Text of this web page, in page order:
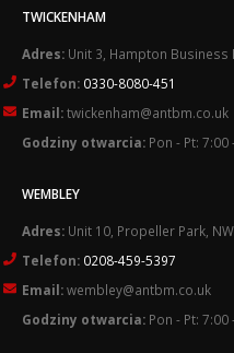
TWICKENHAM
Adres: Unit 3, Hampton Business
Telefon: 0330-8080-451
Email:twickenham@antbm.co.uk
Godziny otwarcia: Pon - Pt:
WEMBLEY
Adres: Unit 10, Propeller Park,
Telefon: 0208-459-5397
Email:wembley@antbm.co.uk
Godziny otwarcia: Pon - Pt: